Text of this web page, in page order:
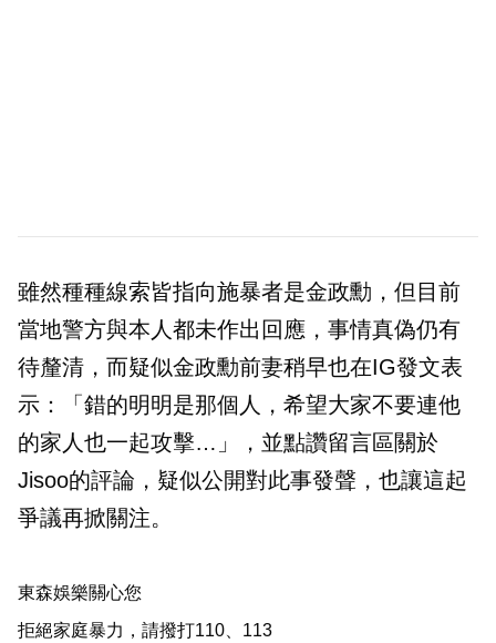
雖然種種線索皆指向施暴者是金政勳，但目前
當地警方與本人都未作出回應，事情真偽仍有
待釐清，而疑似金政勳前妻稍早也在IG發文表
示：「錯的明明是那個人，希望大家不要連他
的家人也一起攻擊…」，並點讚留言區關於
Jisoo的評論，疑似公開對此事發聲，也讓這起
爭議再掀關注。
東森娛樂關心您
拒絕家庭暴力，請撥打110、113